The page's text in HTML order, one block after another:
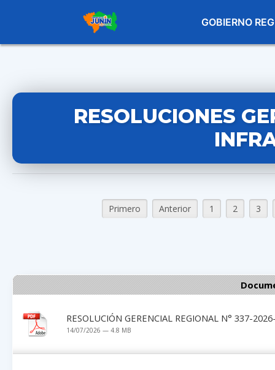
GOBIERNO
RESOLUCIONES
Primero Anterior 1 2 3
RESOLUCIÓN GERENCIAL REGIONAL N° 337-
14/07/2026 — 4.8 MB